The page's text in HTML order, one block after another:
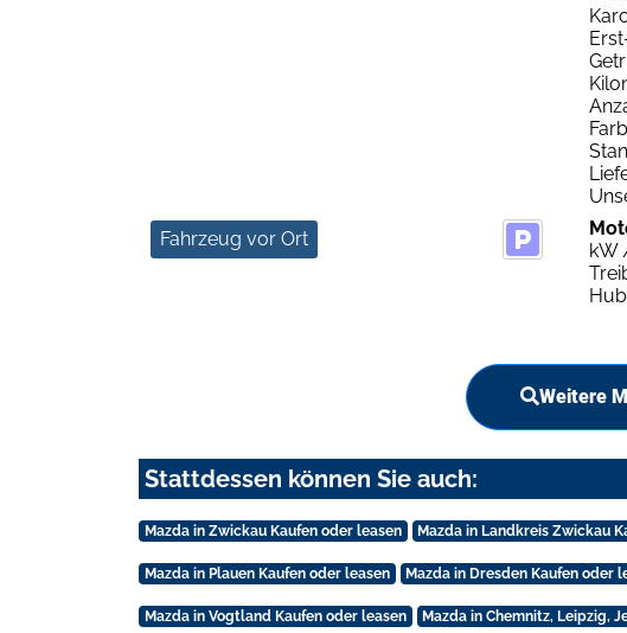
Fahrzeug vor Ort
kW
Weitere
Stattdessen können Sie auch:
Mazda in Zwickau Kaufen oder leasen Mazda in Landkreis Zwickau
Mazda in Plauen Kaufen oder leasen Mazda in Dresden Kaufen oder
Mazda in Vogtland Kaufen oder leasen Mazda in Chemnitz, Leipzig,